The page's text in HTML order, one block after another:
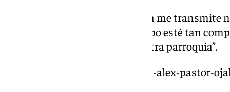
Valores del equipo: “Este Málaga me transmite
vivir en esta ciudad. Que el equipo esté tan
una alegría a la afición. Es nuestra parroquia”.
https://www.101tv.es/ambicion-alex-pastor-